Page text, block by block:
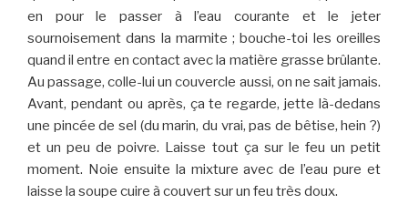
en pour le passer à l’eau courante et le jeter
sournoisement dans la marmite ; bouche-toi les oreilles
quand il entre en contact avec la matière grasse brûlante.
Au passage, colle-lui un couvercle aussi, on ne sait jamais.
Avant, pendant ou après, ça te regarde, jette là-dedans
une pincée de sel (du marin, du vrai, pas de bêtise, hein ?)
et un peu de poivre. Laisse tout ça sur le feu un petit
moment. Noie ensuite la mixture avec de l’eau pure et
laisse la soupe cuire à couvert sur un feu très doux.